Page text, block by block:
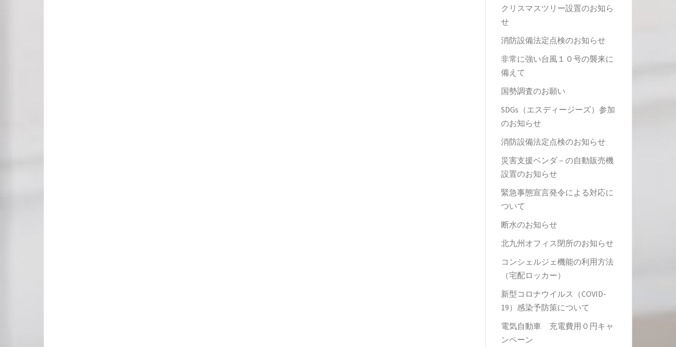
クリスマスツリー設置のお知ら
せ
消防設備法定点検のお知らせ
非常に強い台風１０号の襲来に
備えて
国勢調査のお願い
SDGs（エスディージーズ）参加
のお知らせ
消防設備法定点検のお知らせ
災害支援ベンダ－の自動販売機
設置のお知らせ
緊急事態宣言発令による対応に
ついて
断水のお知らせ
北九州オフィス閉所のお知らせ
コンシェルジェ機能の利用方法
（宅配ロッカー）
新型コロナウイルス（COVID-
19）感染予防策について
電気自動車 充電費用０円キャ
ンペーン